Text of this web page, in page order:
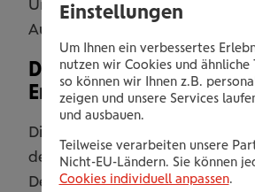
Unterstützung der Lehrlinge
Ausbildner hervor.
Duale Ausbildung für
Erfolg
Die Wiener Städtische zählt
den größten
Derzeit bildet das Unternehmen
Einstellungen
Um Ihnen ein verbessertes
nutzen wir Cookies und ähnliche
so können wir Ihnen z.B.
zeigen und unsere Services
und ausbauen.
Teilweise verarbeiten unsere
Nicht-EU-Ländern. Sie können
Cookies individuell anpassen.